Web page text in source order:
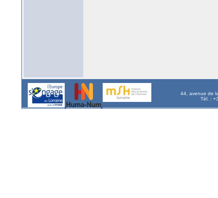
44, avenue de
Tél. :